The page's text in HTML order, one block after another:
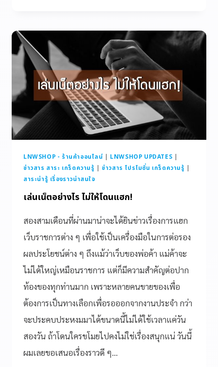
LNWSHOP - ร้านค้าออนไลน์ | LNWSHOP UPDATES |
ข่าวสาร สาระ เกร็ดความรู้ |ข่าวสาร โปรโมชั่น เกร็ดความรู้ |
สาระน่ารู้ เรื่องราวน่าสนใจ
เล่นเน็ตอย่างไร ไม่ให้โดนแฮก!
สองสามเดือนที่ผ่านมาน่าจะได้ยินข่าวเรื่องการแฮก
เว็บราชการต่าง ๆ เพื่อใช้เป็นเครื่องมือในการต่อรอง
ผลประโยชน์ต่าง ๆ ถึงแม้ว่าเว็บของพ่อค้า แม่ค้าจะ
ไม่ได้ใหญ่เหมือนราชการ แต่ก็มีความสำคัญต่อปาก
ท้องของทุกท่านมาก เพราะหลายคนขายของเพื่อ
ต้องการเป็นทางเลือกเพื่อรอออกจากงานประจำ กว่า
จะประคบประหงมมาได้ขนาดนี้ไม่ได้ใช้เวลาแค่วัน
สองวัน ถ้าโดนใครขโมยไปคงไม่ใช่เรื่องสนุกแน่ วันนี้
ผมเลยขอเสนอเรื่องราวดี ๆ…